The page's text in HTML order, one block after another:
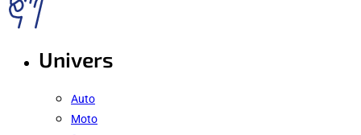
Univers
Auto
Moto